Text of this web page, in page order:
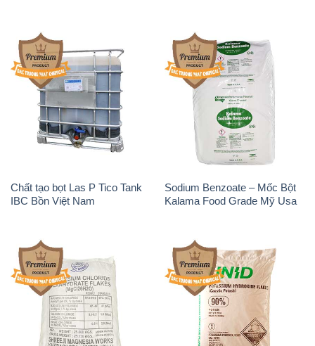
Chất tạo bọt Las P Tico Tank
IBC Bồn Việt Nam
Sodium Benzoate – Mốc Bột
Kalama Food Grade Mỹ Usa